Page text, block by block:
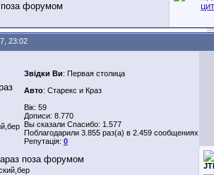
23:02
Звідки Ви: Первая столица
Авто: Старекс и Краз
Вік: 59
Дописи: 8.770
Вы сказали Спасибо: 1.577
Поблагодарили 3.855 раз(а) в 2.459 сообщениях
Репутація: 0